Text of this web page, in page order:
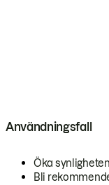
Användningsfall
Öka
Bli